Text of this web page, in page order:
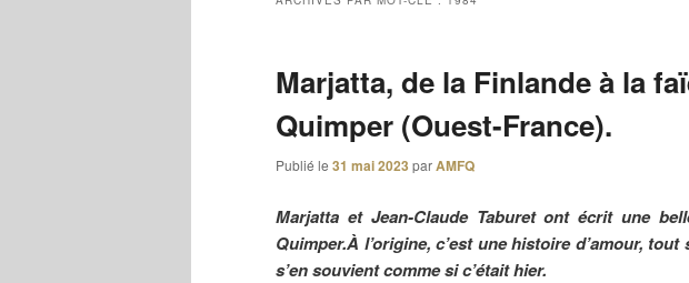
Marjatta, de la Finlande à la
Quimper (Ouest-France).
Publié le 31 mai 2023 parAMFQ
Marjatta et Jean-Claude Taburet ont écrit une
Quimper.À l’origine, c’est une histoire d’amour,
s’en souvient comme si c’était hier.